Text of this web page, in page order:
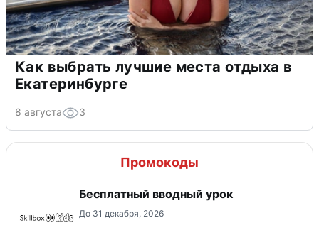
Как выбрать лучшие места отдыха в
Екатеринбурге
8 августа 3
Промокоды
Бесплатный вводный урок
До 31 декабря, 2026